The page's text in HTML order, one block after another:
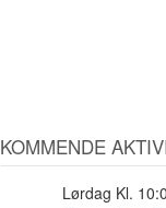
KOMMENDE
Lørdag Kl.